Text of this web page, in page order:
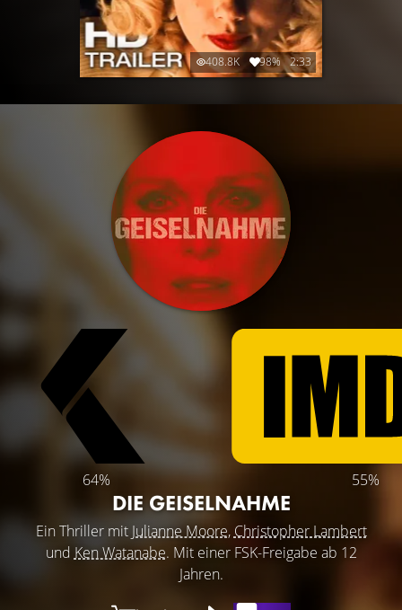
408.8K 98% 2:33
64% 55%
DIE GEISELNAHME
Ein Thriller mit Julianne Moore, Christopher Lambert
und Ken Watanabe. Mit einer FSK-Freigabe ab 12
Jahren.